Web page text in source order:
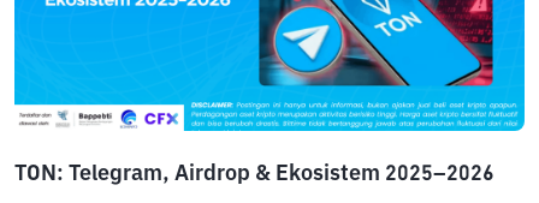
TON: Telegram, Airdrop & Ekosistem 2025–2026